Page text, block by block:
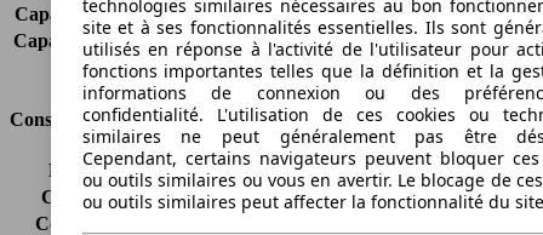
Capacité de remorquage (sans freins) 560 kg
Capacité de remorquage (avec freins) 900 kg
Volume du coffre
290 - 974 l
Consommation
Émissions de CO2*
99 g/km (komb.)
Consommation (ville)
5.4 l/100km
Consommation (route)
technologies similaires nécessaires au bon
site et à ses fonctionnalités essentielles. Ils sont
utilisés en réponse à l'activité de l'utilisateur pour
fonctions importantes telles que la définition et la
informations de connexion ou des
confidentialité. L'utilisation de ces cookies ou
similaires ne peut généralement pas être
Cependant, certains navigateurs peuvent bloquer ces
ou outils similaires ou vous en avertir. Le blocage de
ou outils similaires peut affecter la fonctionnalité du